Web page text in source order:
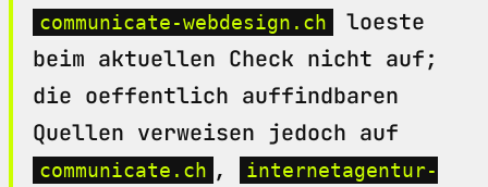
communicate-webdesign.ch
loeste
beim aktuellen Check nicht auf;
die oeffentlich auffindbaren
Quellen verweisen jedoch auf
communicate.ch ,
internetagentur-